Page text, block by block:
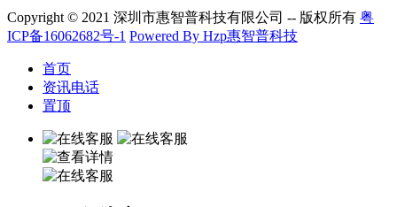
Copyright © 2021 深圳市惠智普科技有限公司 -- 版权所有 粤
ICP备16062682号-1 Powered By Hzp惠智普科技
首页
资讯电话
置顶